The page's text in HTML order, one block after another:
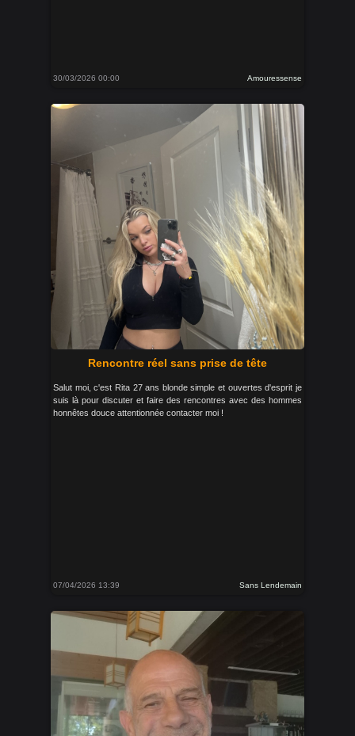
30/03/2026 00:00 Amouressense
Rencontre réel sans prise de tête
Salut moi, c'est Rita 27 ans blonde simple et ouvertes d'esprit je
suis là pour discuter et faire des rencontres avec des hommes
honnêtes douce attentionnée contacter moi !
07/04/2026 13:39 Sans Lendemain